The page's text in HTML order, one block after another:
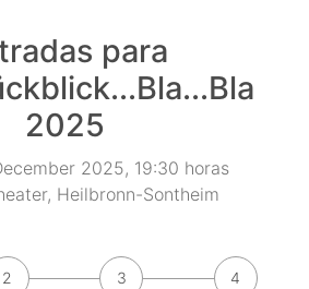
para
2025
2025, 19:30 horas
Heilbronn-Sontheim
2
3
4